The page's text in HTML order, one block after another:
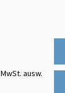
MwSt. ausw.